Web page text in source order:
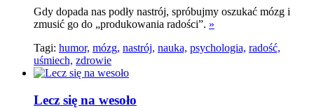
Gdy dopada nas podły nastrój, spróbujmy oszukać mózg i
zmusić go do „produkowania radości”. »
Tagi: humor, mózg, nastrój, nauka, psychologia, radość,
uśmiech, zdrowie
Lecz się na wesoło